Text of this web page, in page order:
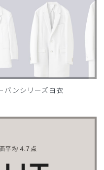
バンシリーズ白衣